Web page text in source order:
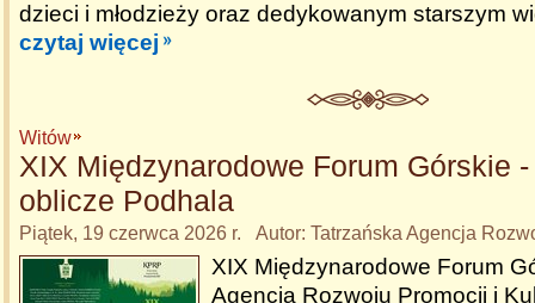
dzieci i młodzieży oraz dedykowanym starszym
czytaj więcej
Witów
XIX Międzynarodowe Forum Górskie
oblicze Podhala
Piątek, 19 czerwca 2026 r. Autor: Tatrzańska Agencja
XIX Międzynarodowe Forum
Agencja Rozwoju Promocji i